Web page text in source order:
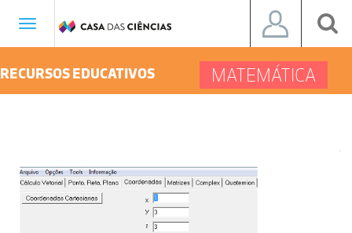
Toggle
RECURSOS EDUCATIVOS MATEMÁTICA